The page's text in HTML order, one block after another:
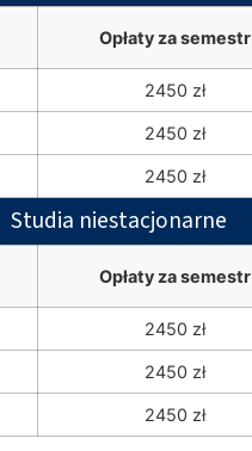
Opłaty za semestr
2450 zł
2450 zł
2450 zł
Studia niestacjonarne
Opłaty za semestr
2450 zł
2450 zł
2450 zł